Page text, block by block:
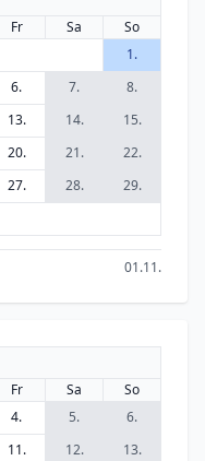
Fr Sa
So
1.
6. 7.
8.
13. 14.
15.
20. 21.
22.
27. 28.
29.
01.11.
Fr Sa
So
4. 5.
6.
11. 12.
13.